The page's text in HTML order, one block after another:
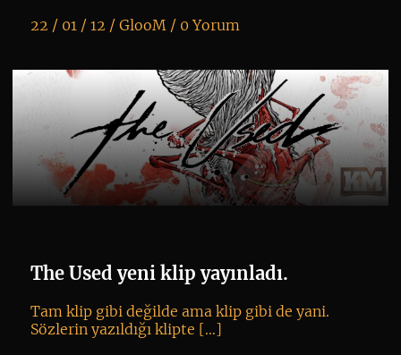
22 / 01 / 12 / GlooM/ 0 Yorum
The Used yeni klip yayınladı.
Tam klip gibi değilde ama klip gibi de yani.
Sözlerin yazıldığı klipte […]